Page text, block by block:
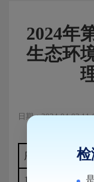
2024年
生态环
日期：2024-04-03
序号 检